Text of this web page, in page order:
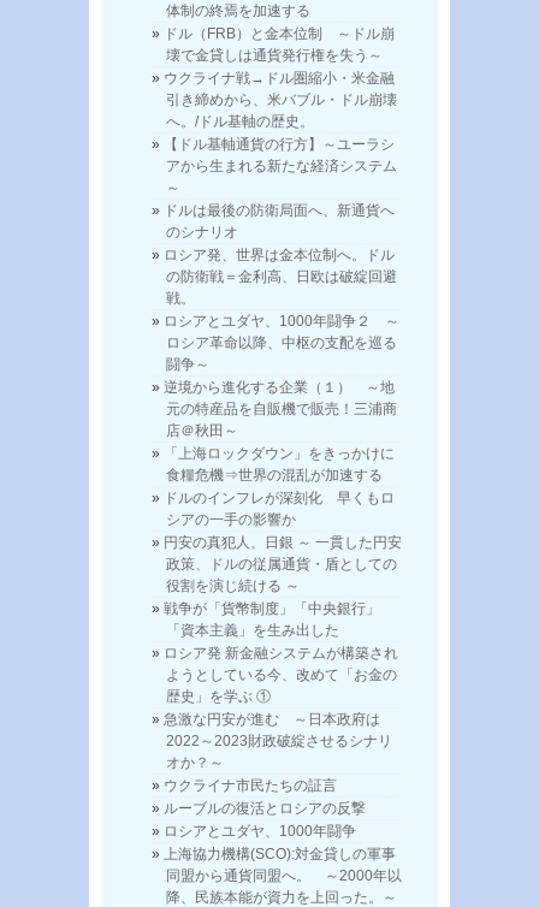
体制の終焉を加速する
ドル（FRB）と金本位制 ～ドル崩
壊で金貸しは通貨発行権を失う～
ウクライナ戦→ドル圏縮小・米金融
引き締めから、米バブル・ドル崩壊
へ。/ドル基軸の歴史。
【ドル基軸通貨の行方】～ユーラシ
アから生まれる新たな経済システム
～
ドルは最後の防衛局面へ、新通貨へ
のシナリオ
ロシア発、世界は金本位制へ。ドル
の防衛戦＝金利高、日欧は破綻回避
戦。
ロシアとユダヤ、1000年闘争２ ～
ロシア革命以降、中枢の支配を巡る
闘争～
逆境から進化する企業（１） ～地
元の特産品を自販機で販売！三浦商
店＠秋田～
「上海ロックダウン」をきっかけに
食糧危機⇒世界の混乱が加速する
ドルのインフレが深刻化 早くもロ
シアの一手の影響か
円安の真犯人、日銀 ～ 一貫した円安
政策、ドルの従属通貨・盾としての
役割を演じ続ける ～
戦争が「貨幣制度」「中央銀行」
「資本主義」を生み出した
ロシア発 新金融システムが構築され
ようとしている今、改めて「お金の
歴史」を学ぶ ①
急激な円安が進む ～日本政府は
2022～2023財政破綻させるシナリ
オか？～
ウクライナ市民たちの証言
ルーブルの復活とロシアの反撃
ロシアとユダヤ、1000年闘争
上海協力機構(SCO):対金貸しの軍事
同盟から通貨同盟へ。 ～2000年以
降、民族本能が資力を上回った。～